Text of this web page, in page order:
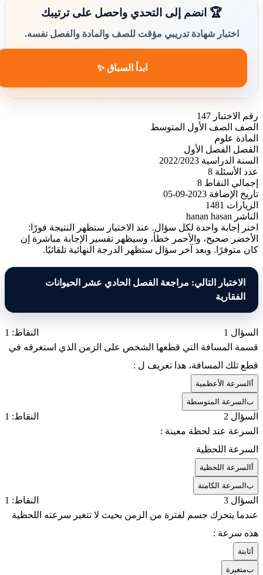
🏆 انضم إلى التحدي واحصل على ترتيبك
اختبار شهادة تدريبي مؤقت للصف والمادة والفصل نفسه.
ابدأ السباق ✨
رقم الاختبار 147
الصف
الصف الأول المتوسط
المادة
علوم
الفصل
الفصل الأول
السنة الدراسية 2022/2023
عدد الأسئلة 8
إجمالي النقاط 8
تاريخ الإضافة 2023-09-05
الزيارات
1481
الناشر hanan hasan
اختر إجابة واحدة لكل سؤال. عند الاختيار ستظهر النتيجة فورًا:
الأخضر صحيح، والأحمر خطأ، وسيظهر تفسير الإجابة مباشرة إن
كان متوفرًا. وبعد آخر سؤال ستظهر الدرجة النهائية تلقائيًا.
الاختبار التالي: مراجعة الفصل الحادي عشر الحيوانات
الفقارية
السؤال 1
النقاط: 1
قسمة المسافة التي قطعها الشخص على الزمن الذي استغرقه في
قطع تلك المسافة، هذا تعريف ل :
السرعة الأعظمية
بالسرعة المتوسطة
السؤال 2
النقاط: 1
السرعة عند لحظة معينة :
السرعة اللحظية
السرعة اللحظية
بالسرعة الكامنة
السؤال 3
النقاط: 1
عندما يتحرك جسم لفترة من الزمن بحيث لا تتغير سرعته اللحظية
هذه سرعة :
ثابتة
بمتغيرة